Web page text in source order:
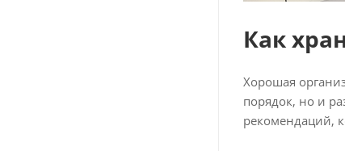
Как
Хорошая
порядок, но и
рекомендаций,